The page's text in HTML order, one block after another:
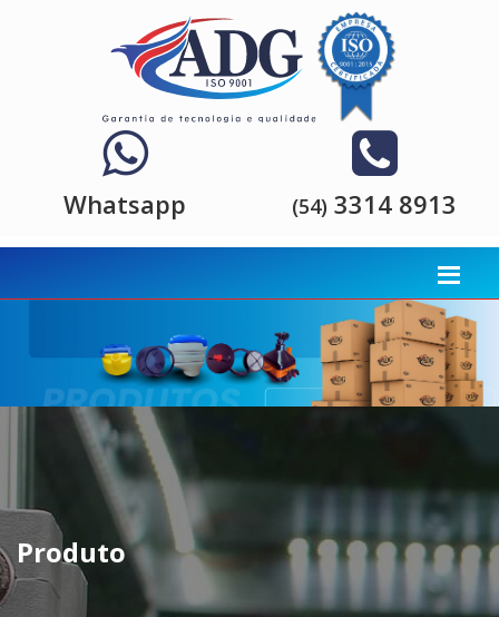
Whatsapp (54) 3314 8913
Produto